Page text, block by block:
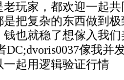
玩家，都欢迎一起
是把复杂的东西做到
也就稳了想傢入我
DC;dvoris0037傢我并
起用逻辑验证行情